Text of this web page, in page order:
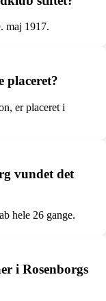
maj 1917.
placeret?
er placeret i
vundet det
hele 26 gange.
i Rosenborgs